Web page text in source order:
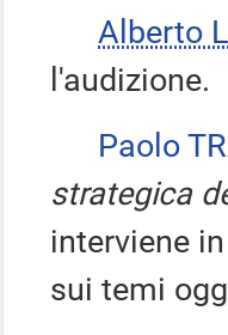
Alberto
l'audizione.
Paolo
strategica
interviene
sui temi